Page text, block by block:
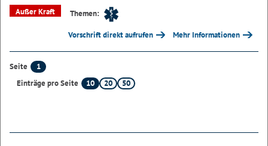
Außer Kraft
Themen:
Vorschrift direkt aufrufen Mehr Informationen
Seite
1
Einträge pro Seite
10 20 50